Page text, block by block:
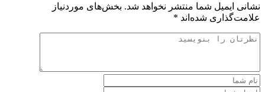
نشانی ایمیل شما منتشر نخواهد شد. بخش‌های موردنیاز
علامت‌گذاری شده‌اند *